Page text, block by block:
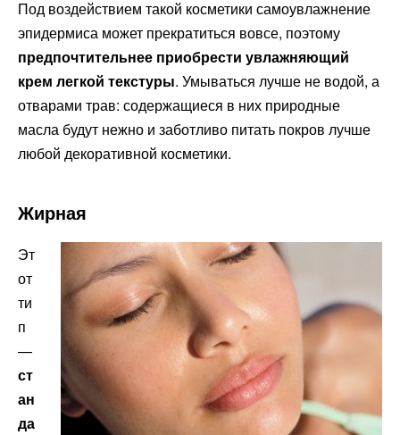
Под воздействием такой косметики самоувлажнение
эпидермиса может прекратиться вовсе, поэтому
предпочтительнее приобрести увлажняющий
крем легкой текстуры. Умываться лучше не водой, а
отварами трав: содержащиеся в них природные
масла будут нежно и заботливо питать покров лучше
любой декоративной косметики.
Жирная
Эт
от
ти
п
—
ст
ан
да